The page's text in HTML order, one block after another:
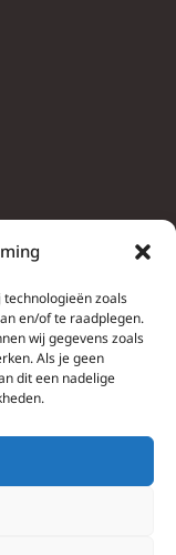
zoals
en/of te raadplegen.
wij gegevens zoals
Als je geen
dit een nadelige